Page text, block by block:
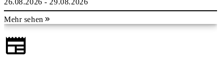
26.08.2026 - 29.08.2026
Mehr sehen